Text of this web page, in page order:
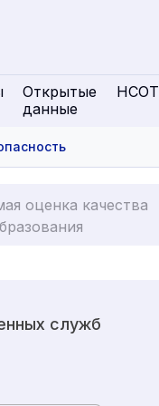
Открытые
данные
НСОТ
оценка качества
служб